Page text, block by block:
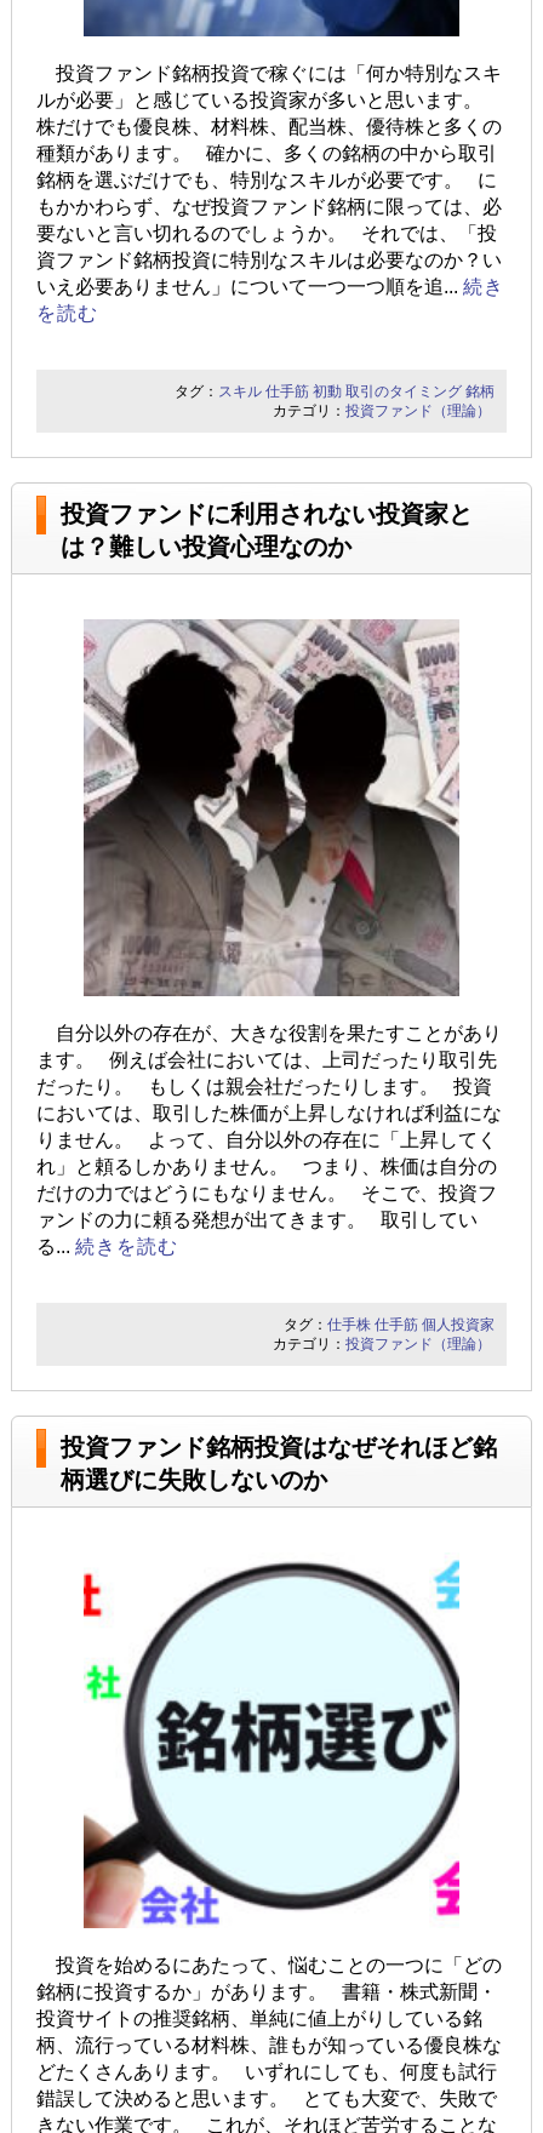
投資ファンド銘柄投資で稼ぐには「何か特別なスキ
ルが必要」と感じている投資家が多いと思います。
株だけでも優良株、材料株、配当株、優待株と多くの
種類があります。 確かに、多くの銘柄の中から取引
銘柄を選ぶだけでも、特別なスキルが必要です。 に
もかかわらず、なぜ投資ファンド銘柄に限っては、必
要ないと言い切れるのでしょうか。 それでは、「投
資ファンド銘柄投資に特別なスキルは必要なのか？い
いえ必要ありません」について一つ一つ順を追... 続き
を読む
タグ： スキル 仕手筋 初動 取引のタイミング 銘柄
カテゴリ：投資ファンド（理論）
投資ファンドに利用されない投資家と
は？難しい投資心理なのか
自分以外の存在が、大きな役割を果たすことがあり
ます。 例えば会社においては、上司だったり取引先
だったり。 もしくは親会社だったりします。 投資
においては、取引した株価が上昇しなければ利益にな
りません。 よって、自分以外の存在に「上昇してく
れ」と頼るしかありません。 つまり、株価は自分の
だけの力ではどうにもなりません。 そこで、投資フ
ァンドの力に頼る発想が出てきます。 取引してい
る... 続きを読む
タグ：仕手株 仕手筋 個人投資家
カテゴリ：投資ファンド（理論）
投資ファンド銘柄投資はなぜそれほど銘
柄選びに失敗しないのか
投資を始めるにあたって、悩むことの一つに「どの
銘柄に投資するか」があります。 書籍・株式新聞・
投資サイトの推奨銘柄、単純に値上がりしている銘
柄、流行っている材料株、誰もが知っている優良株な
どたくさんあります。 いずれにしても、何度も試行
錯誤して決めると思います。 とても大変で、失敗で
きない作業です。 これが、それほど苦労することな